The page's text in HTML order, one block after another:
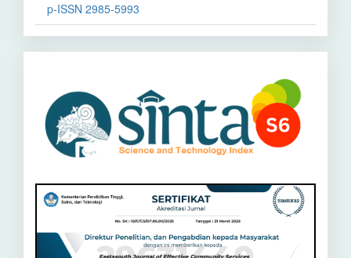
p-ISSN 2985-5993